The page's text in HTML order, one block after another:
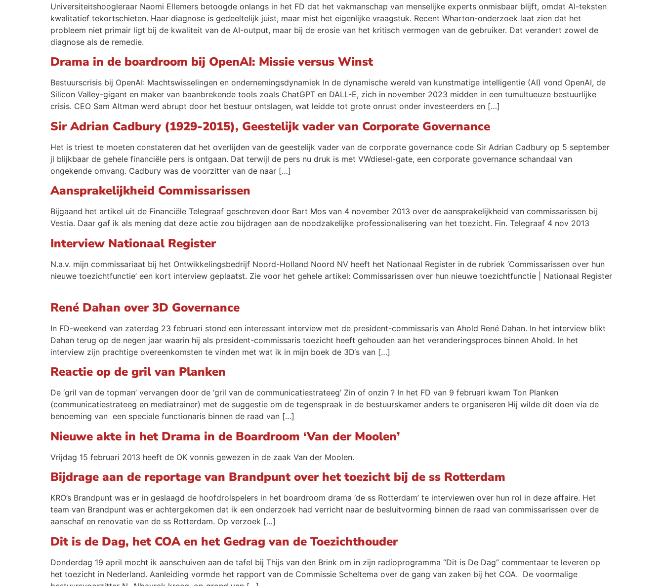
Universiteitshoogleraar Naomi Ellemers betoogde onlangs in het FD dat het vakmanschap van menselijke experts onmisbaar blijft, omdat AI-teksten
kwalitatief tekortschieten. Haar diagnose is gedeeltelijk juist, maar mist het eigenlijke vraagstuk. Recent Wharton-onderzoek laat zien dat het
probleem niet primair ligt bij de kwaliteit van de AI-output, maar bij de erosie van het kritisch vermogen van de gebruiker. Dat verandert zowel de
diagnose als de remedie.
Drama in de boardroom bij OpenAI: Missie versus Winst
Bestuurscrisis bij OpenAI: Machtswisselingen en ondernemingsdynamiek In de dynamische wereld van kunstmatige intelligentie (AI) vond OpenAI, de
Silicon Valley-gigant en maker van baanbrekende tools zoals ChatGPT en DALL-E, zich in november 2023 midden in een tumultueuze bestuurlijke
crisis. CEO Sam Altman werd abrupt door het bestuur ontslagen, wat leidde tot grote onrust onder investeerders en […]
Sir Adrian Cadbury (1929-2015), Geestelijk vader van Corporate Governance
Het is triest te moeten constateren dat het overlijden van de geestelijk vader van de corporate governance code Sir Adrian Cadbury op 5 september
jl blijkbaar de gehele financiële pers is ontgaan. Dat terwijl de pers nu druk is met VWdiesel-gate, een corporate governance schandaal van
ongekende omvang. Cadbury was de voorzitter van de naar […]
Aansprakelijkheid Commissarissen
Bijgaand het artikel uit de Financiële Telegraaf geschreven door Bart Mos van 4 november 2013 over de aansprakelijkheid van commissarissen bij
Vestia. Daar gaf ik als mening dat deze actie zou bijdragen aan de noodzakelijke professionalisering van het toezicht. Fin. Telegraaf 4 nov 2013
Interview Nationaal Register
N.a.v. mijn commissariaat bij het Ontwikkelingsbedrijf Noord-Holland Noord NV heeft het Nationaal Register in de rubriek ‘Commissarissen over hun
nieuwe toezichtfunctie’ een kort interview geplaatst. Zie voor het gehele artikel: Commissarissen over hun nieuwe toezichtfunctie | Nationaal Register
René Dahan over 3D Governance
In FD-weekend van zaterdag 23 februari stond een interessant interview met de president-commissaris van Ahold René Dahan. In het interview blikt
Dahan terug op de negen jaar waarin hij als president-commissaris toezicht heeft gehouden aan het veranderingsproces binnen Ahold. In het
interview zijn prachtige overeenkomsten te vinden met wat ik in mijn boek de 3D‘s van […]
Reactie op de gril van Planken
De ‘gril van de topman’ vervangen door de ‘gril van de communicatiestrateeg’ Zin of onzin ? In het FD van 9 februari kwam Ton Planken
(communicatiestrateeg en mediatrainer) met de suggestie om de tegenspraak in de bestuurskamer anders te organiseren Hij wilde dit doen via de
benoeming van een speciale functionaris binnen de raad van […]
Nieuwe akte in het Drama in de Boardroom ‘Van der Moolen’
Vrijdag 15 februari 2013 heeft de OK vonnis gewezen in de zaak Van der Moolen.
Bijdrage aan de reportage van Brandpunt over het toezicht bij de ss Rotterdam
KRO’s Brandpunt was er in geslaagd de hoofdrolspelers in het boardroom drama ‘de ss Rotterdam’ te interviewen over hun rol in deze affaire. Het
team van Brandpunt was er achtergekomen dat ik een onderzoek had verricht naar de besluitvorming binnen de raad van commissarissen over de
aanschaf en renovatie van de ss Rotterdam. Op verzoek […]
Dit is de Dag, het COA en het Gedrag van de Toezichthouder
Donderdag 19 april mocht ik aanschuiven aan de tafel bij Thijs van den Brink om in zijn radioprogramma “Dit is De Dag” commentaar te leveren op
het toezicht in Nederland. Aanleiding vormde het rapport van de Commissie Scheltema over de gang van zaken bij het COA. De voormalige